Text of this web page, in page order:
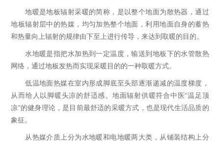
地暖是地板辐射采暖的简称，是以整个地面为散热器，通过
地板辐射层中的热媒，均匀加热整个地面，利用地面自身的蓄热
和热量向上辐射的规律由下至上进行传导，来达到取暖的目的。
水地暖是指把水加热到一定温度，输送到地板下的水管散热
网络，通过地板发热而实现采暖目的的一种取暖方式。
低温地面热媒在室内形成脚底至头部逐渐递减的温度梯度，
从而给人以脚暖头凉的舒适感。地面辐射供暖符合中医“温足顶
凉”的健身理论，是目前最舒适的采暖方式，也是现代生活品质的
象征。
从热媒介质上分为水地暖和电地暖两大类，从铺装结构上分